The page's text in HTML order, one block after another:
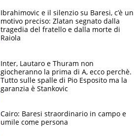
Ibrahimovic e il silenzio su Baresi, c’è un
motivo preciso: Zlatan segnato dalla
tragedia del fratello e dalla morte di
Raiola
Inter, Lautaro e Thuram non
giocheranno la prima di A, ecco perchè.
Tutto sulle spalle di Pio Esposito ma la
garanzia è Stankovic
Cairo: Baresi straordinario in campo e
umile come persona